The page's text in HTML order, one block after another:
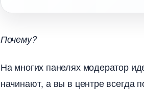
Почему?
На многих панелях модератор
начинают, а вы в центре всегда